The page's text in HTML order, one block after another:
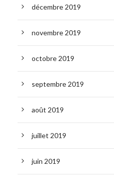
décembre 2019
novembre 2019
octobre 2019
septembre 2019
août 2019
juillet 2019
juin 2019